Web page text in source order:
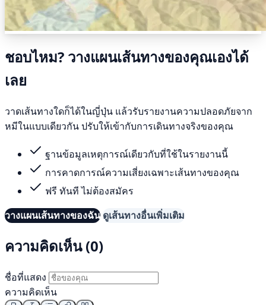
ชอบไหม? วางแผนเส้นทางของคุณเองได้
เลย
วาดเส้นทางใดก็ได้ในญี่ปุ่น แล้วรับรายงานความปลอดภัยจาก
หมีในแบบเดียวกัน ปรับให้เข้ากับการเดินทางจริงของคุณ
ฐานข้อมูลเหตุการณ์เดียวกับที่ใช้ในรายงานนี้
การคาดการณ์ความเสี่ยงเฉพาะเส้นทางของคุณ
ฟรี ทันที ไม่ต้องสมัคร
วางแผนเส้นทางของฉัน ดูเส้นทางอื่นเพิ่มเติม
ความคิดเห็น (0)
ชื่อที่แสดง
ความคิดเห็น